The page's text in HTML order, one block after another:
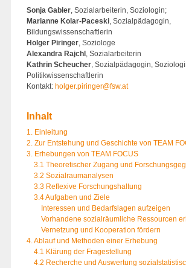
Sonja Gabler , Sozialarbeiterin, Soziologin;
Marianne Kolar-Paceski , Sozialpädagogin,
Bildungswissenschaftlerin
Holger Piringer , Soziologe
Alexandra Rajchl , Sozialarbeiterin
Kathrin Scheucher , Sozialpädagogin,
Politikwissenschaftlerin
Kontakt: holger.piringer@fsw.at
Inhalt
1. Einleitung
2. Zur Entstehung und Geschichte von TEAM
3. Erhebungen von TEAM FOCUS
3.1 Theoretischer Zugang und
3.2 Sozialraumanalysen
3.3 Reflexive Forschungshaltung
3.4 Aufgaben und Ziele
Interessen und Bedarfslagen aufzeigen
Vorhandene sozialräumliche Ressourcen
Vernetzung und Kooperation fördern
4. Ablauf und Methoden einer Erhebung
4.1 Klärung der Fragestellung
4.2 Recherche und Auswertung